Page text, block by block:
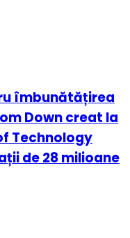
îmbunătățirea
Down creat la
Technology
de 28 milioane